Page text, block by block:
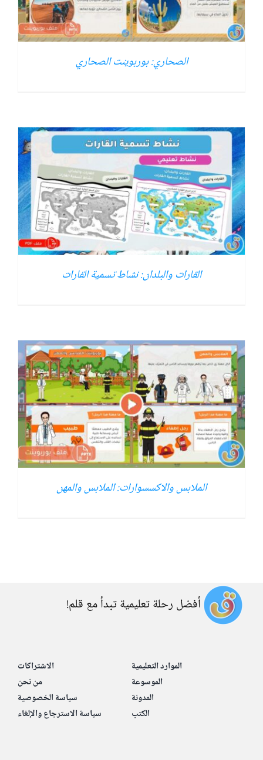
الصحاري: بوربوينت الصحاري
القارات والبلدان: نشاط تسمية القارات
الملابس والاكسسوارات: الملابس والمهن
أفضل رحلة تعليمية تبدأ مع قلم!
الموارد التعليمية
الموسوعة
المدونة
الكتب
الاشتراكات
من نحن
سياسة الخصوصية
سياسة الاسترجاع والإلغاء